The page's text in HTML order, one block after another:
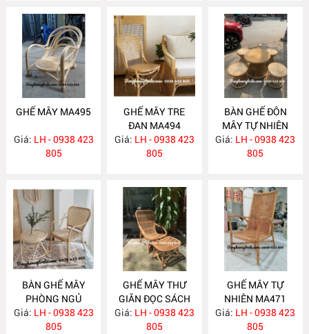
GHẾ MÂY MA495
Giá: LH - 0938 423
805
GHẾ MÂY TRE
ĐAN MA494
Giá: LH - 0938 423
805
BÀN GHẾ ĐÔN
MÂY TỰ NHIÊN
MA482
Giá: LH - 0938 423
805
BÀN GHẾ MÂY
PHÒNG NGỦ
MA479
Giá: LH - 0938 423
805
GHẾ MÂY THƯ
GIÃN ĐỌC SÁCH
KÈM ĐÔN GÁC
CHÂN MA475
Giá: LH - 0938 423
805
GHẾ MÂY TỰ
NHIÊN MA471
Giá: LH - 0938 423
805